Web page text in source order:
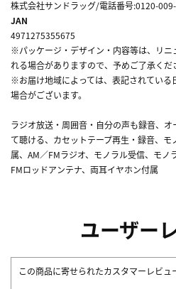
株式会社サンドラッグ/電話番号:0120-
JAN
4971275355675
※パッケージ・デザイン・内容等は、リニ
れる場合がありますので、予めご了承くだ
※お届け地域によっては、表記されている
場合がございます。
ラジオ放送・周囲音・自分の声も録音、
て聴ける、カセットテープ再生・録音、
属、AM／FMラジオ、モノラル受信、モノ
FMロッドアンテナ、両耳イヤホン付属
ユーザー
この商品に寄せられたカスタマーレビュ